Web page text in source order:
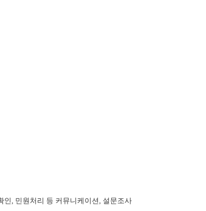
인, 민원처리 등 커뮤니케이션, 설문조사